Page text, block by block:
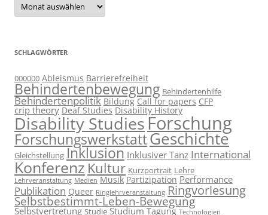
SCHLAGWÖRTER
000000 Ableismus Barrierefreiheit
Behindertenbewegung Behindertenhilfe
Behindertenpolitik Bildung Call for papers CFP
crip theory Deaf Studies Disability History
Disability StudiesForschung
ForschungswerkstattGeschichte
Gleichstellung Inklusion Inklusiver Tanz International
Konferenz Kultur Kurzportrait Lehre
Lehrveranstaltung Medien Musik Partizipation Performance
Publikation Queer Ringlehrveranstaltung Ringvorlesung
Selbstbestimmt-Leben-Bewegung
Selbstvertretung Studie Studium Tagung Technologien